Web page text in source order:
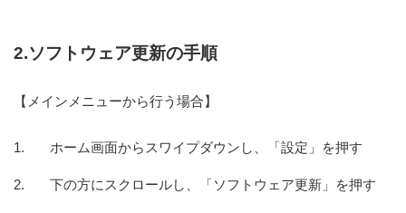
2.ソフトウェア更新の手順
【メインメニューから行う場合】
ホーム画面からスワイプダウンし、「設定」を押す
下の方にスクロールし、「ソフトウェア更新」を押す